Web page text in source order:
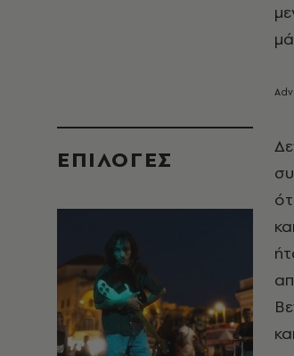
EΠΙΛΟΓΈΣ